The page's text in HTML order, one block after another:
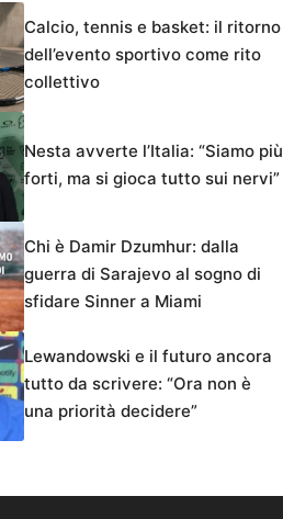
Calcio, tennis e basket: il ritorno
dell’evento sportivo come rito
collettivo
Nesta avverte l’Italia: “Siamo più
forti, ma si gioca tutto sui nervi”
Chi è Damir Dzumhur: dalla
guerra di Sarajevo al sogno di
sfidare Sinner a Miami
Lewandowski e il futuro ancora
tutto da scrivere: “Ora non è
una priorità decidere”